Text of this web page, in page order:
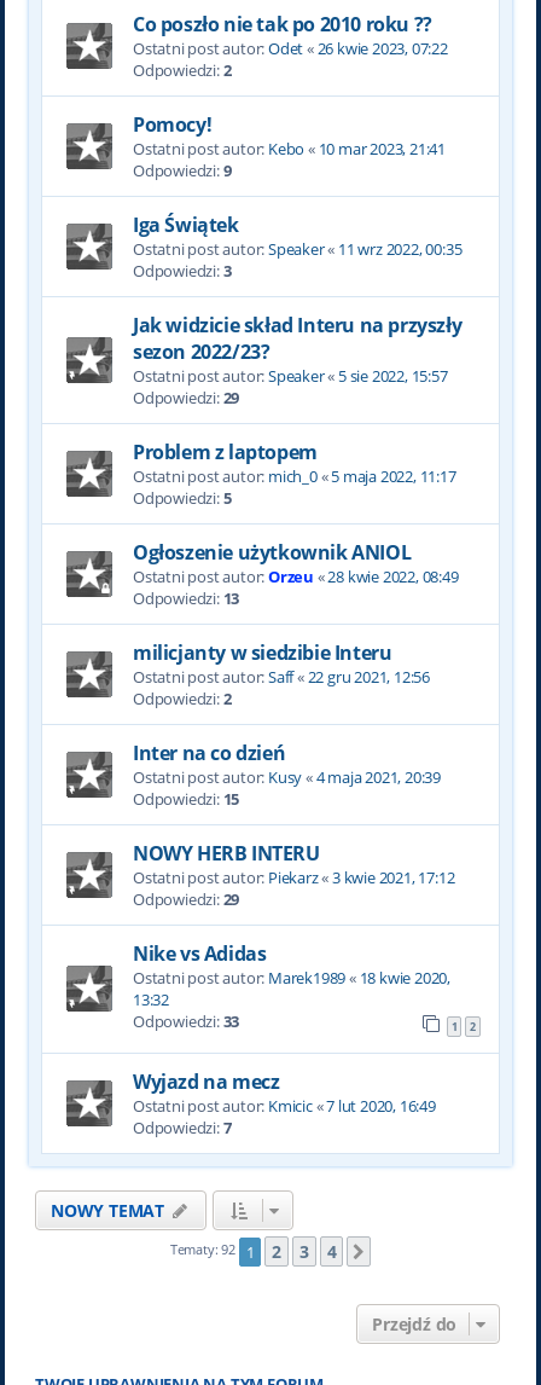
Co poszło nie tak po 2010 roku ??
Ostatni post autor:Odet«26 kwie 2023, 07:22
Odpowiedzi:2
Pomocy!
Ostatni post autor: Kebo « 10 mar 2023, 21:41
Odpowiedzi:9
Iga Świątek
Ostatni post autor:Speaker« 11 wrz 2022, 00:35
Odpowiedzi:3
Jak widzicie skład Interu na przyszły
sezon 2022/23?
Ostatni post autor:Speaker« 5 sie 2022, 15:57
Odpowiedzi:29
Problem z laptopem
Ostatni post autor: mich_0«5 maja 2022, 11:17
Odpowiedzi:5
Ogłoszenie użytkownik ANIOL
Ostatni post autor:Orzeu «28 kwie 2022, 08:49
Odpowiedzi: 13
milicjanty w siedzibie Interu
Ostatni post autor:Saff«22 gru 2021, 12:56
Odpowiedzi:2
Inter na co dzień
Ostatni post autor: Kusy«4 maja 2021, 20:39
Odpowiedzi: 15
NOWY HERB INTERU
Ostatni post autor: Piekarz«3 kwie 2021, 17:12
Odpowiedzi:29
Nike vs Adidas
Ostatni post autor: Marek1989« 18 kwie 2020,
13:32
Odpowiedzi:33 1 2
Wyjazd na mecz
Ostatni post autor: Kmicic«7 lut 2020, 16:49
Odpowiedzi:7
NOWY TEMAT
Tematy: 92 1 2 3 4
Przejdź do